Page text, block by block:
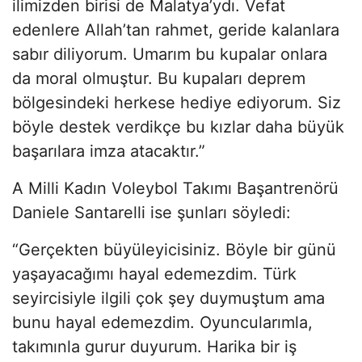
ilimizden birisi de Malatya’ydı. Vefat
edenlere Allah’tan rahmet, geride kalanlara
sabır diliyorum. Umarım bu kupalar onlara
da moral olmuştur. Bu kupaları deprem
bölgesindeki herkese hediye ediyorum. Siz
böyle destek verdikçe bu kızlar daha büyük
başarılara imza atacaktır.”
A Milli Kadın Voleybol Takımı Başantrenörü
Daniele Santarelli ise şunları söyledi:
“Gerçekten büyüleyicisiniz. Böyle bir günü
yaşayacağımı hayal edemezdim. Türk
seyircisiyle ilgili çok şey duymuştum ama
bunu hayal edemezdim. Oyuncularımla,
takımınla gurur duyurum. Harika bir iş